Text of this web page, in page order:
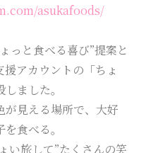
asukafoods/
っと食べる喜び”提案と
援アカウントの「ちょ
ました。
が見える場所で、大好
食べる。
い旅して”たくさんの笑